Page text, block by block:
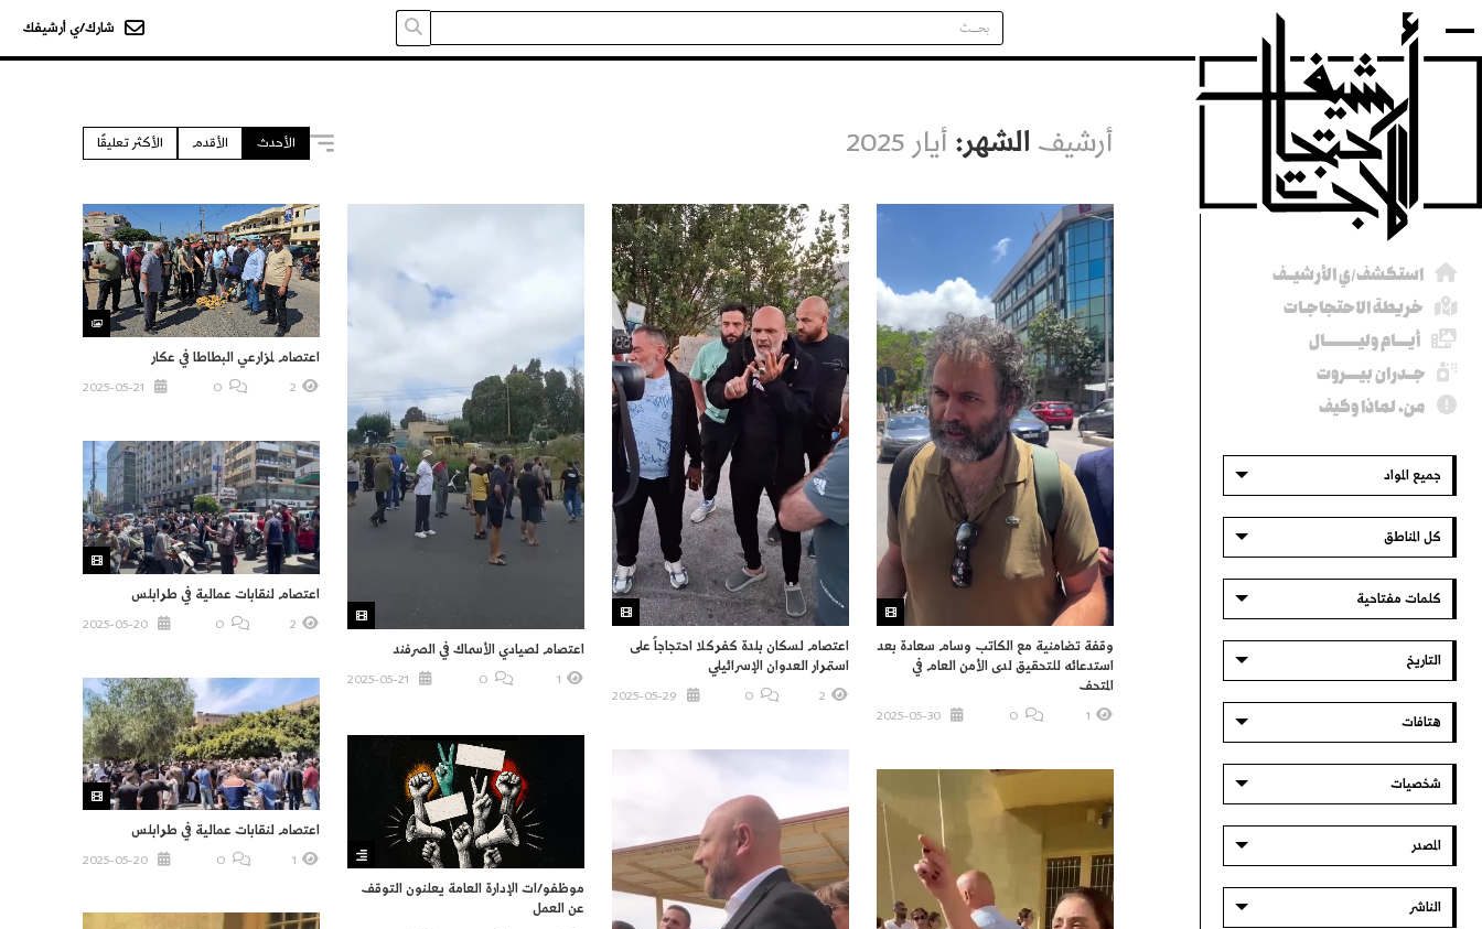
أرشيف الاحتجاجات في لبنــــان شارك/ي أرشيفك
استكشف/ي الأرشيــف
خريطة الاحتجاجـات
أيــــام وليــــــــــال
جــدران بيــــروت
من، لماذا وكيف
جميع المواد
كل المناطق
كلمات مفتاحية
التاريخ
هتافات
شخصيات
المصدر
الناشر
أرشيف الشهر: أيار 2025 الأحدث الأقدم الأكثر تعليقًا
وقفة تضامنية مع الكاتب وسام سعادة بعد
استدعائه للتحقيق لدى الأمن العام في
المتحف
1
2025-05-30
اعتصام لسكان بلدة كفركلا احتجاجاً على
استمرار العدوان الإسرائيلي
2
O
اعتصام لصيادي الأسماك في الصرفند
1
اعتصام لمزارعي البطاطا في عكار
2
اعتصام لنقابات عمالية في طرابلس
2
O
2025-05-20
اعتصام لنقابات عمالية في طرابلس
1
O
2025-05-20
موظفو/ات الإدارة العامة يعلنون التوقف
عن العمل